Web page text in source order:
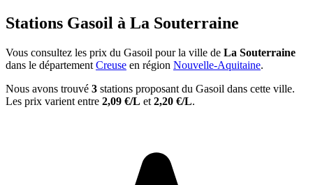
Stations Gasoil à La Souterraine
Vous consultez les prix du Gasoil pour la ville de La Souterraine
dans le département Creuse en région Nouvelle-Aquitaine.
Nous avons trouvé 3 stations proposant du Gasoil dans cette ville.
Les prix varient entre 2,09 €/L et 2,20 €/L.